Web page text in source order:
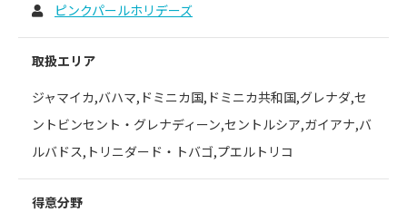
ピンクパールホリデーズ
取扱エリア
ジャマイカ,バハマ,ドミニカ国,ドミニカ共和国,グレナダ,セ
ントビンセント・グレナディーン,セントルシア,ガイアナ,バ
ルバドス,トリニダード・トバゴ,プエルトリコ
得意分野